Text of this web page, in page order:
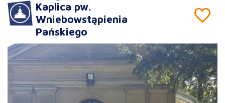
Kaplica pw.
Wniebowstąpienia
Pańskiego